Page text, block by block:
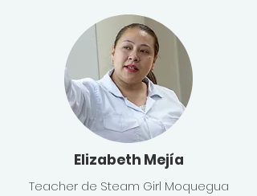
Elizabeth Mejía
Teacher de Steam Girl Moquegua